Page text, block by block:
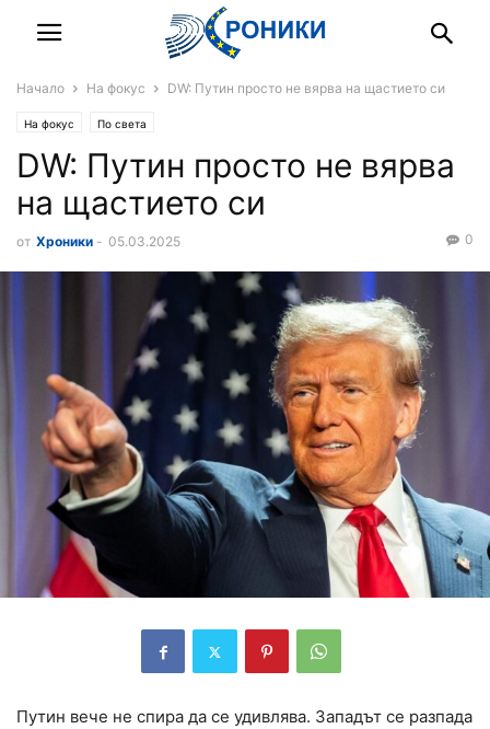
Начало На фокус DW: Путин просто не вярва на щастието си
На фокус По света
DW: Путин просто не вярва
на щастието си
от Хроники - 05.03.2025 0
Путин вече не спира да се удивлява. Западът се разпада